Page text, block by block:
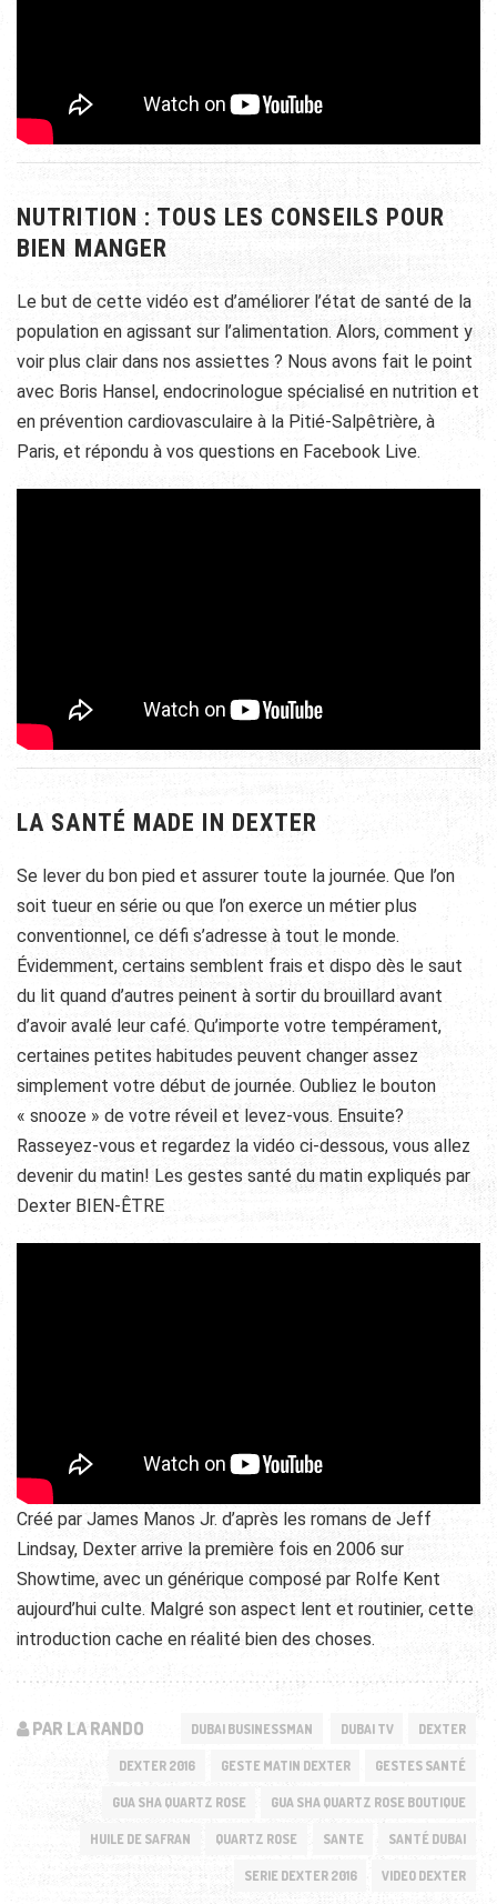
NUTRITION : TOUS LES CONSEILS POUR
BIEN MANGER
Le but de cette vidéo est d’améliorer l’état de santé de la
population en agissant sur l’alimentation. Alors, comment y
voir plus clair dans nos assiettes ? Nous avons fait le point
avec Boris Hansel, endocrinologue spécialisé en nutrition et
en prévention cardiovasculaire à la Pitié-Salpêtrière, à
Paris, et répondu à vos questions en Facebook Live.
LA SANTÉ MADE IN DEXTER
Se lever du bon pied et assurer toute la journée. Que l’on
soit tueur en série ou que l’on exerce un métier plus
conventionnel, ce défi s’adresse à tout le monde.
Évidemment, certains semblent frais et dispo dès le saut
du lit quand d’autres peinent à sortir du brouillard avant
d’avoir avalé leur café. Qu’importe votre tempérament,
certaines petites habitudes peuvent changer assez
simplement votre début de journée. Oubliez le bouton
« snooze » de votre réveil et levez-vous. Ensuite?
Rasseyez-vous et regardez la vidéo ci-dessous, vous allez
devenir du matin! Les gestes santé du matin expliqués par
Dexter BIEN-ÊTRE
Créé par James Manos Jr. d’après les romans de Jeff
Lindsay, Dexter arrive la première fois en 2006 sur
Showtime, avec un générique composé par Rolfe Kent
aujourd’hui culte. Malgré son aspect lent et routinier, cette
introduction cache en réalité bien des choses.
PAR LA RANDO DUBAI BUSINESSMAN DUBAI TV DEXTER
DEXTER 2016 GESTE MATIN DEXTER GESTES SANTÉ
GUA SHA QUARTZ ROSE GUA SHA QUARTZ ROSE BOUTIQUE
HUILE DE SAFRAN QUARTZ ROSE SANTE SANTÉ DUBAI
SERIE DEXTER 2016 VIDEO DEXTER